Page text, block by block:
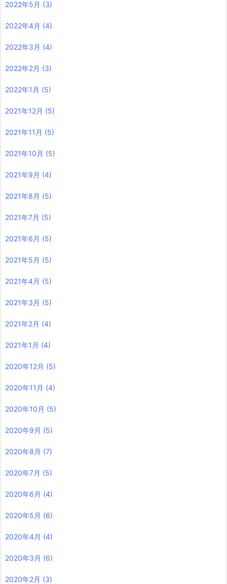
2022年5月 (3)
2022年4月 (4)
2022年3月 (4)
2022年2月 (3)
2022年1月 (5)
2021年12月 (5)
2021年11月 (5)
2021年10月 (5)
2021年9月 (4)
2021年8月 (5)
2021年7月 (5)
2021年6月 (5)
2021年5月 (5)
2021年4月 (5)
2021年3月 (5)
2021年2月 (4)
2021年1月 (4)
2020年12月 (5)
2020年11月 (4)
2020年10月 (5)
2020年9月 (5)
2020年8月 (7)
2020年7月 (5)
2020年6月 (4)
2020年5月 (6)
2020年4月 (4)
2020年3月 (6)
2020年2月 (3)